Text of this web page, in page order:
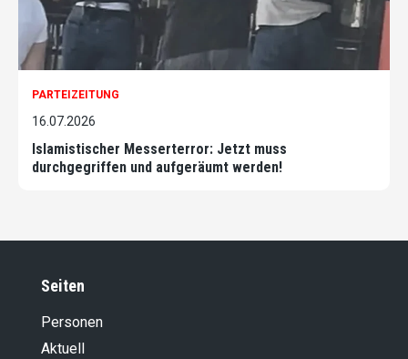
PARTEIZEITUNG
16.07.2026
Islamistischer Messerterror: Jetzt muss
durchgegriffen und aufgeräumt werden!
Seiten
Personen
Aktuell